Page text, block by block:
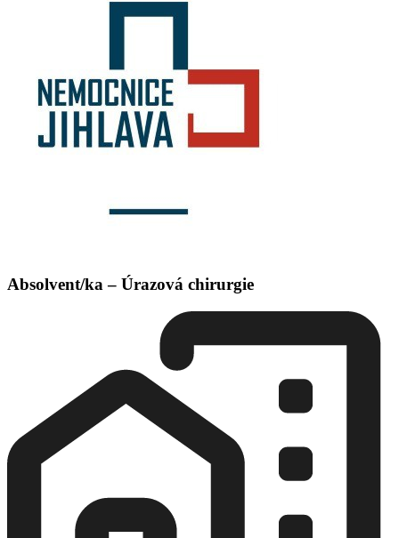
Absolvent/ka – Úrazová chirurgie